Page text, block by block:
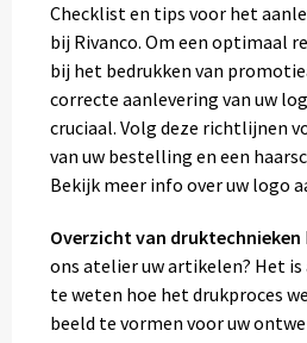
Checklist en tips voor het
bij Rivanco. Om een optimaal
bij het bedrukken van
correcte aanlevering van uw
cruciaal. Volg deze richtlijnen
van uw bestelling en een
Bekijk meer info over uw logo
Overzicht van druktechnieken
ons atelier uw artikelen? Het
te weten hoe het drukproces
beeld te vormen voor uw